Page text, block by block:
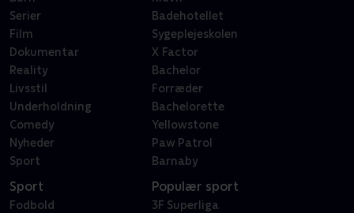
Serier
Film
Dokumentar
Reality
Livsstil
Underholdning
Comedy
Nyheder
Sport
Badehotellet
Sygeplejeskolen
X Factor
Bachelor
Forræder
Bachelorette
Yellowstone
Paw Patrol
Barnaby
Sport
Fodbold
Populær sport
3F Superliga